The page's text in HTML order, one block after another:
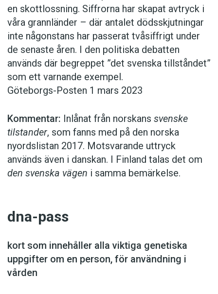
en ­skottlossning. Siffrorna har skapat avtryck i
våra grannländer – där antalet dödsskjutningar
inte någonstans har passerat tvåsiffrigt under
de senaste åren. I den politiska debatten
används där begreppet ”det svenska tillståndet”
som ett varnande exempel.
Göteborgs-Posten 1 mars 2023
Kommentar: Inlånat från norskans svenske
tilstander, som fanns med på den norska
nyordslistan 2017. ­Mot­svarande uttryck
används även i ­danskan. I Finland talas det om
den svenska vägen i samma ­bemärkelse.
dna-pass
kort som innehåller alla ­viktiga genetiska
uppgifter om en ­person, för användning i
vården